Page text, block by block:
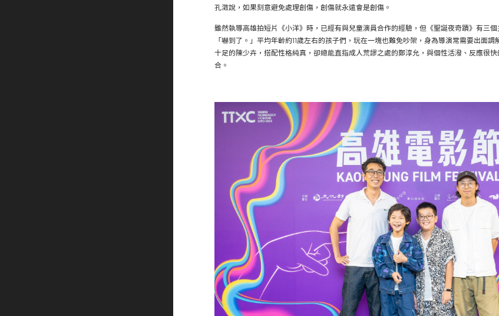
孔澂說，如果刻意避免處理創傷，創傷就永遠會是創傷。
雖然執導高雄拍短片《小洋》時，已經有與兒童演員合作的經驗，但《聖誕夜奇蹟》有三
「嚇到了。」平均年齡約11歲左右的孩子們，玩在一塊也難免吵架，身為導演常需要出面
十足的陳少卉，搭配性格純真，卻總能直指成人荒謬之處的鄭淳允，與個性活潑、反應很
合。